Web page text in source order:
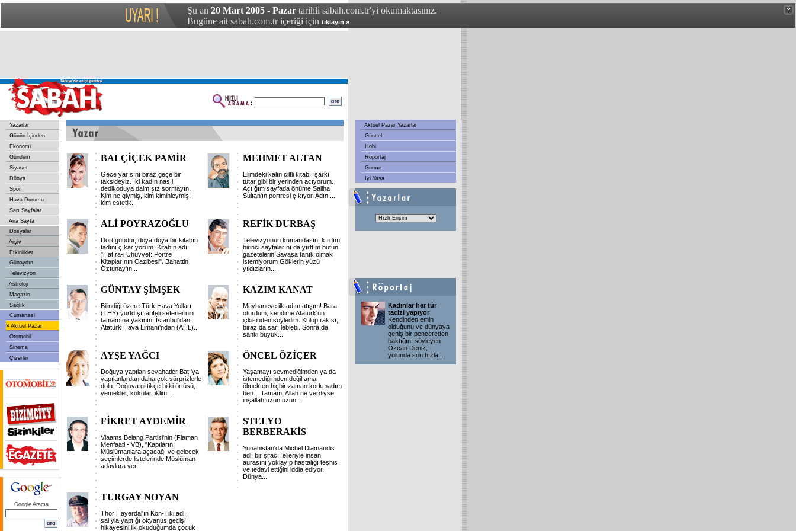
Şu an 20 Mart 2005 - Pazar tarihli sabah.com.tr'yi okumaktasınız.
Bugüne ait sabah.com.tr içeriği için tıklayın »
Yazarlar
Günün İçinden
Ekonomi
Gündem
Siyaset
Dünya
Spor
Hava Durumu
Sarı Sayfalar
Ana Sayfa
Dosyalar
Arşiv
Etkinlikler
Günaydın
Televizyon
Astroloji
Magazin
Sağlık
Cumartesi
» Aktüel Pazar
Otomobil
Sinema
Çizerler
Google Arama
BALÇİÇEK PAMİR
Gece yarısını biraz geçe bir
taksideyiz. İki kadın nasıl
dedikoduya dalmışız sormayın.
Kim ne giymiş, kim kiminleymiş,
kim estetik
MEHMET ALTAN
Elimdeki kalın ciltli kitabı, şarkı
tutar gibi bir yerinden açıyorum.
Açtığım sayfada önüme Saliha
Sultan'ın portresi çıkıyor. Adını
ALİ POYRAZOĞLU
Dört gündür, doya doya bir kitabın
tadını çıkarıyorum. Kitabın adı
"Hatıra-i Uhuvvet: Portre
Kitaplarının Cazibesi". Bahattin
Öztunay'ın
REFİK DURBAŞ
Televizyonun kumandasını kırdım
birinci sayfalarını da yırttım bütün
gazetelerin Savaşa tanık olmak
istemiyorum Göklerin yüzü
yıldızların
GÜNTAY ŞİMŞEK
Bilindiği üzere Türk Hava Yolları
(THY) yurtdışı tarifeli seferlerinin
tamamına yakınını İstanbul'dan,
Atatürk Hava Limanı'ndan (AHL)
KAZIM KANAT
Meyhaneye ilk adım atışım! Bara
oturdum, kendime Atatürk'ün
içkisinden söyledim. Kulüp rakısı,
biraz da sarı leblebi. Sonra da
sanki büyük
AYŞE YAĞCI
Doğuya yapılan seyahatler Batı'ya
yapılanlardan daha çok sürprizlerle
dolu. Doğuya gittikçe bitki örtüsü,
yemekler, kokular, iklim,
ÖNCEL ÖZİÇER
Yaşamayı sevmediğimden ya da
istemediğimden değil ama
ölmekten hiçbir zaman korkmadım
ben... Tamam, Allah ne verdiyse,
inşallah uzun uzun
FİKRET AYDEMİR
Vlaams Belang Partisi'nin (Flaman
Menfaati - VB), "Kapılarını
Müslümanlara açacağı ve gelecek
seçimlerde listelerinde Müslüman
adaylara yer...
STELYO
BERBERAKİS
Yunanistan'da Michel Diamandis
adlı bir şifacı, elleriyle insan
aurasını yoklayıp hastalığı teşhis
ve tedavi ettiğini iddia ediyor.
Dünya
TURGAY NOYAN
Thor Hayerdal'ın Kon-Tiki adlı
salıyla yaptığı okyanus geçişi
hikayesini ilk okuduğumda çocuk
Aktüel Pazar Yazarlar
Güncel
Hobi
Röportaj
Gurme
İyi Yaşa
Kadınlar her tür
tacizi yapıyor
Kendinden emin
olduğunu ve dünyaya
geniş bir pencereden
baktığını söyleyen
Özcan Deniz,
yolunda son hızla